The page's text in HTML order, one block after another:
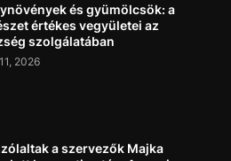
és gyümölcsök: a
értékes vegyületei az
szolgálatában
2026
a szervezők Majka